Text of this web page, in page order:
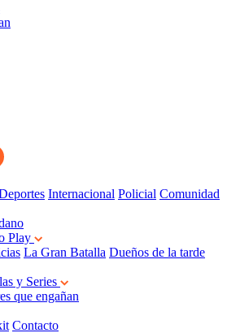
Internacional Policial Comunidad
Play
La Gran Batalla Dueños de la tarde
y Series
que engañan
Contacto